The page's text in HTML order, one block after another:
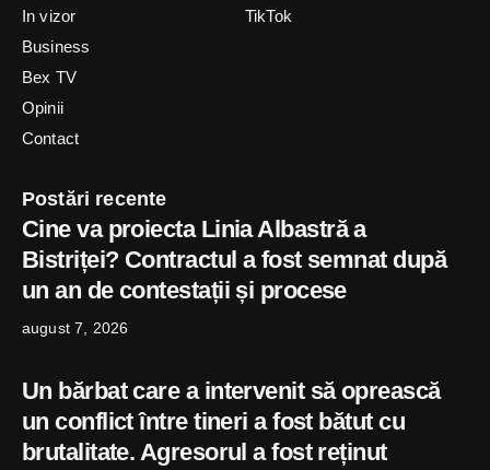
In vizor
Business
Bex TV
Opinii
Contact
TikTok
Postări recente
Cine va proiecta Linia Albastră a
Bistriței? Contractul a fost semnat după
un an de contestații și procese
august 7, 2026
Un bărbat care a intervenit să oprească
un conflict între tineri a fost bătut cu
brutalitate. Agresorul a fost reținut